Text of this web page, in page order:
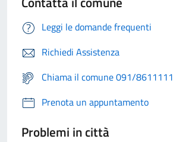
Leggi le domande frequenti
Richiedi Assistenza
Chiama il comune 091/8611111
Prenota un appuntamento
Problemi in città